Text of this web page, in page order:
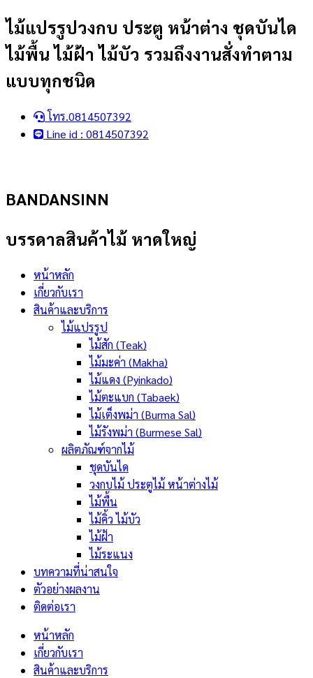
Skip
content
ไม้แปรรูปวงกบ ประตู หน้าต่าง ชุดบันได
ไม้พื้น ไม้ฝ้า ไม้บัว รวมถึงงานสั่งทำตาม
แบบทุกชนิด
โทร.0814507392
Line id : 0814507392
BANDANSINN
บรรดาลสินค้าไม้ หาดใหญ่
หน้าหลัก
เกี่ยวกับเรา
สินค้าและบริการ
ไม้แปรรูป
ไม้สัก (Teak)
ไม้มะค่า (Makha)
ไม้แดง (Pyinkado)
ไม้ตะแบก (Tabaek)
ไม้เต็งพม่า (Burma Sal)
ไม้รังพม่า (Burmese Sal)
ผลิตภัณฑ์จากไม้
ชุดบันได
วงกบไม้ ประตูไม้ หน้าต่างไม้
ไม้พื้น
ไม้คิ้ว ไม้บัว
ไม้ฝ้า
ไม้ระแนง
บทความที่น่าสนใจ
ตัวอย่างผลงาน
ติดต่อเรา
หน้าหลัก
เกี่ยวกับเรา
สินค้าและบริการ